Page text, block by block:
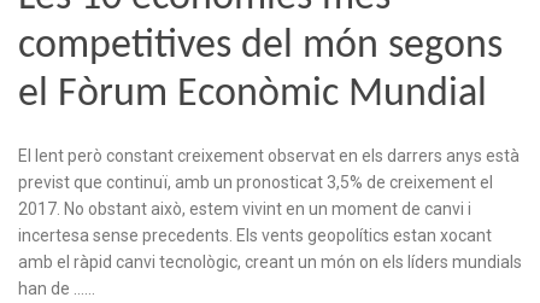
competitives del món segons
el Fòrum Econòmic Mundial
El lent però constant creixement observat en els darrers anys està
previst que continuï, amb un pronosticat 3,5% de creixement el
2017. No obstant això, estem vivint en un moment de canvi i
incertesa sense precedents. Els vents geopolítics estan xocant
amb el ràpid canvi tecnològic, creant un món on els líders mundials
han de ……